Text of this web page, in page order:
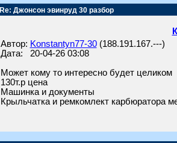
Re: Джонсон эвинруд 30 разбор
Автор: Konstantyn77-30(188.191.167.---)
Дата: 20-04-26 03:08
Может кому то интересно будет целиком
130т.р цена
Машинка и документы
Крыльчатка и ремкомлект карбюратора